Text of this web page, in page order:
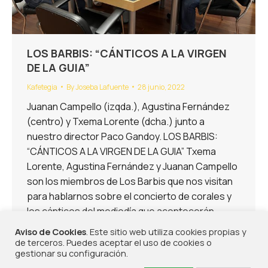
LOS BARBIS: “CÁNTICOS A LA VIRGEN
DE LA GUIA”
Kafetegia ByJoseba Lafuente 28 junio, 2022
Juanan Campello (izqda.), Agustina Fernández
(centro) y Txema Lorente (dcha.) junto a
nuestro director Paco Gandoy. LOS BARBIS:
“CÁNTICOS A LA VIRGEN DE LA GUIA” Txema
Lorente, Agustina Fernández y Juanan Campello
son los miembros de Los Barbis que nos visitan
para hablarnos sobre el concierto de corales y
los cánticos del mediodía que acontecerán…
Aviso de Cookies. Este sitio web utiliza cookies propias y
de terceros. Puedes aceptar el uso de cookies o
gestionar su configuración.